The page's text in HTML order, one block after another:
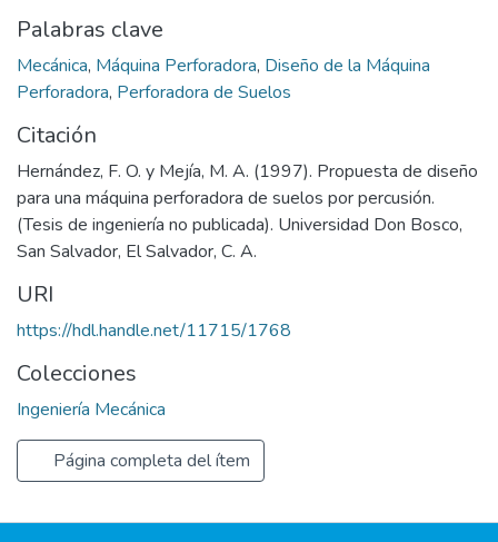
Palabras clave
Mecánica, Máquina Perforadora, Diseño de la Máquina
Perforadora, Perforadora de Suelos
Citación
Hernández, F. O. y Mejía, M. A. (1997). Propuesta de diseño
para una máquina perforadora de suelos por percusión.
(Tesis de ingeniería no publicada). Universidad Don Bosco,
San Salvador, El Salvador, C. A.
URI
https://hdl.handle.net/11715/1768
Colecciones
Ingeniería Mecánica
Página completa del ítem